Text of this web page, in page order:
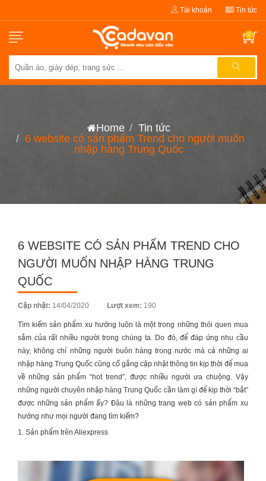
Tài khoản Tin tức
0
Home
Tin tức
6 website có sản phẩm Trend cho người muốn
nhập hàng Trung Quốc
6 WEBSITE CÓ SẢN PHẨM TREND CHO
NGƯỜI MUỐN NHẬP HÀNG TRUNG
QUỐC
Cập nhật: Posted
14/04/2020 Lượt xem: 190
Tìm kiếm sản phẩm xu hướng luôn là một trong những thói quen mua
sắm của rất nhiều người trong chúng ta. Do đó, để đáp ứng nhu cầu
này, không chỉ những người buôn hàng trong nước mà cả những ai
nhập hàng Trung Quốc cũng cố gắng cập nhật thông tin kịp thời để mua
về những sản phẩm “hot trend”, được nhiều người ưa chuộng. Vậy
những ngườichuyên nhập hàng Trung Quốc cần làm gì để kịp thời “bắt”
được những sản phẩm ấy? Đâu là những trang web có sản phẩm xu
hướng như mọi người đang tìm kiếm?
1. Sản phẩm trên Aliexpress